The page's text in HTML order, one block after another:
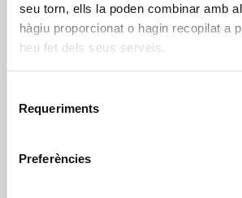
seu torn, ells la poden combinar amb
hàgiu proporcionat o hagin recopilat a
heu fet dels seus serveis.
Requeriments
Preferències
Comparteix
A partir de 68€/green
fee (18 forats)
Paquets de green